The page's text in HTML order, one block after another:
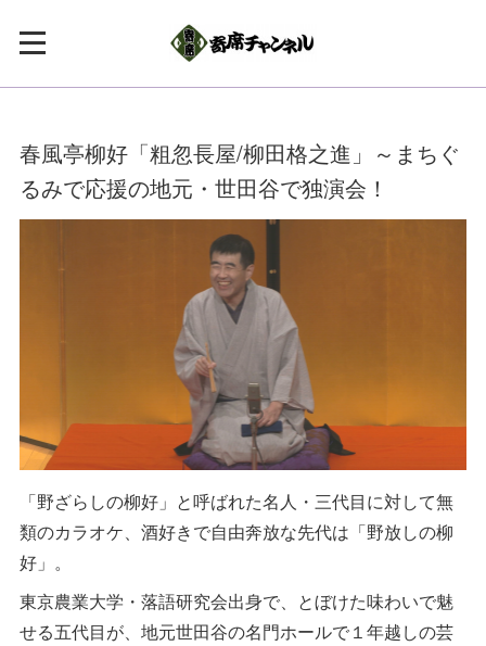
春風亭柳好「粗忽長屋/柳田格之進」～まちぐ
るみで応援の地元・世田谷で独演会！
「野ざらしの柳好」と呼ばれた名人・三代目に対して無
類のカラオケ、酒好きで自由奔放な先代は「野放しの柳
好」。
東京農業大学・落語研究会出身で、とぼけた味わいで魅
せる五代目が、地元世田谷の名門ホールで１年越しの芸